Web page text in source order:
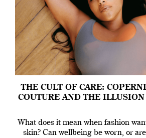
THE CULT OF CARE:
COUTURE AND THE ILLUSION
What does it mean when fashion
skin? Can wellbeing be worn, or